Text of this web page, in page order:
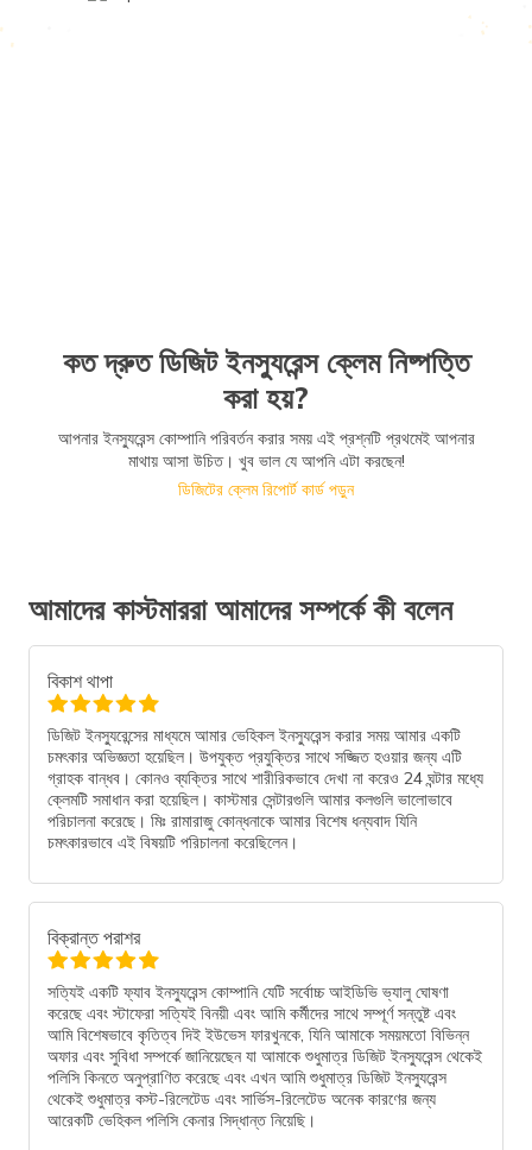
কত দ্রুত ডিজিট ইনস্যুরেন্স ক্লেম নিষ্পত্তি
করা হয়?
আপনার ইনস্যুরেন্স কোম্পানি পরিবর্তন করার সময় এই প্রশ্নটি প্রথমেই আপনার
মাথায় আসা উচিত। খুব ভাল যে আপনি এটা করছেন!
ডিজিটের ক্লেম রিপোর্ট কার্ড পড়ুন
আমাদের কাস্টমাররা আমাদের সম্পর্কে কী বলেন
বিকাশ থাপা
ডিজিট ইনস্যুরেন্সের মাধ্যমে আমার ভেহিকল ইনস্যুরেন্স করার সময় আমার একটি
চমৎকার অভিজ্ঞতা হয়েছিল। উপযুক্ত প্রযুক্তির সাথে সজ্জিত হওয়ার জন্য এটি
গ্রাহক বান্ধব। কোনও ব্যক্তির সাথে শারীরিকভাবে দেখা না করেও 24 ঘন্টার মধ্যে
ক্লেমটি সমাধান করা হয়েছিল। কাস্টমার সেন্টারগুলি আমার কলগুলি ভালোভাবে
পরিচালনা করেছে। মিঃ রামারাজু কোন্ধনাকে আমার বিশেষ ধন্যবাদ যিনি
চমৎকারভাবে এই বিষয়টি পরিচালনা করেছিলেন।
বিক্রান্ত পরাশর
সত্যিই একটি ফ্যাব ইনস্যুরেন্স কোম্পানি যেটি সর্বোচ্চ আইডিভি ভ্যালু ঘোষণা
করেছে এবং স্টাফেরা সত্যিই বিনয়ী এবং আমি কর্মীদের সাথে সম্পূর্ণ সন্তুষ্ট এবং
আমি বিশেষভাবে কৃতিত্ব দিই ইউভেস ফারখুনকে, যিনি আমাকে সময়মতো বিভিন্ন
অফার এবং সুবিধা সম্পর্কে জানিয়েছেন যা আমাকে শুধুমাত্র ডিজিট ইনস্যুরেন্স থেকেই
পলিসি কিনতে অনুপ্রাণিত করেছে এবং এখন আমি শুধুমাত্র ডিজিট ইনস্যুরেন্স
থেকেই শুধুমাত্র কস্ট-রিলেটেড এবং সার্ভিস-রিলেটেড অনেক কারণের জন্য
আরেকটি ভেহিকল পলিসি কেনার সিদ্ধান্ত নিয়েছি।